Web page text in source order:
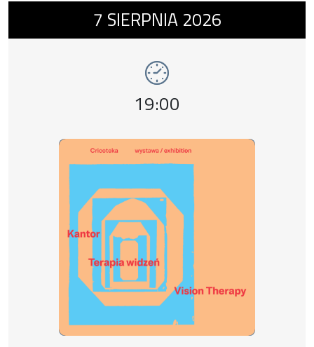
Wydarzenie numer 1: wystawa Kantor.
7 SIERPNIA 2026
Godzina wydarzenia,
19:00